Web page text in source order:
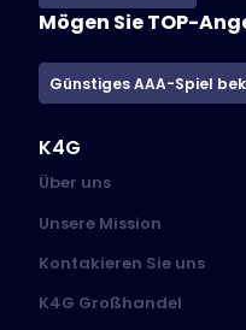
Mögen Sie TOP-
Günstiges AAA-Spiel
K4G
Über uns
Unsere Mission
Kontakieren Sie uns
K4G Großhandel